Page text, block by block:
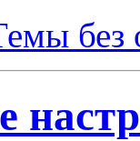
без